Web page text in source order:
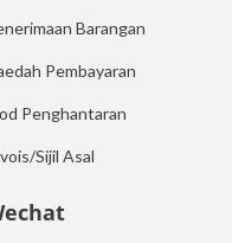
Barangan
Pembayaran
Penghantaran
Sijil Asal